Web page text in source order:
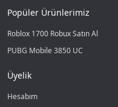
Popüler Ürünlerimiz
Roblox 1700 Robux Satın Al
PUBG Mobile 3850 UC
Üyelik
Hesabım